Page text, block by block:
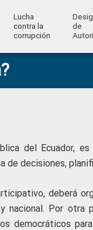
Lucha
contra la
corrupción
de
del Ecuador,
de decisiones,
deberá
nacional. Por
democráticos